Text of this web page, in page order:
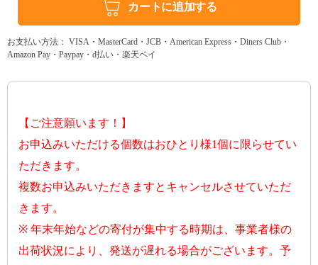
カートに追加する
お支払い方法： VISA・MasterCard・JCB・American Express・Diners Club・
Amazon Pay・Paypay・d払い・楽天ペイ
【ご注意願います！】
お申込みいただける個数はおひとり様1個に限らせてい
ただきます。
複数お申込みいただきますとキャンセルさせていただ
きます。
※ 年末年始などの寄付が集中する時期は、事業者様の
出荷状況により、発送が遅れる場合がございます。予